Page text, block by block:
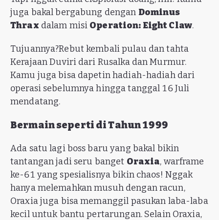
juga bakal bergabung dengan Dominus
Thrax dalam misi Operation: Eight Claw.
Tujuannya?Rebut kembali pulau dan tahta
Kerajaan Duviri dari Rusalka dan Murmur.
Kamu juga bisa dapetin hadiah-hadiah dari
operasi sebelumnya hingga tanggal 16 Juli
mendatang.
Bermain seperti di Tahun 1999
Ada satu lagi boss baru yang bakal bikin
tantangan jadi seru banget Oraxia, warframe
ke-61 yang spesialisnya bikin chaos! Nggak
hanya melemahkan musuh dengan racun,
Oraxia juga bisa memanggil pasukan laba-laba
kecil untuk bantu pertarungan. Selain Oraxia,